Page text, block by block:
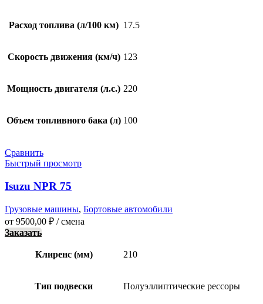
Расход топлива (л/100 км) 17.5
Скорость движения (км/ч) 123
Мощность двигателя (л.с.) 220
Объем топливного бака (л) 100
Сравнить
Быстрый просмотр
Isuzu NPR 75
Грузовые машины, Бортовые автомобили
от 9500,00 ₽ / смена
Заказать
Клиренс (мм) 210
Тип подвески Полуэллиптические рессоры